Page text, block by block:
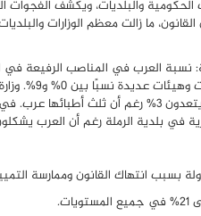
الحكومية والبلديات، ويكشف
ما زالت معظم الوزارات
مجمل الموظفين)، لكن العرب في مناصبها العليا لا
بسبب انتهاك القانون وممارسة